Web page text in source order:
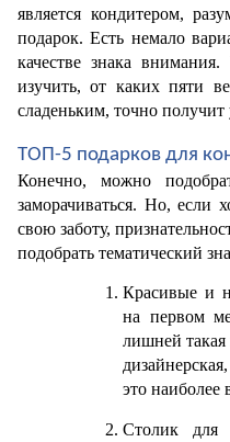
является кондитером,
подарок. Есть немало
качестве знака
изучить, от каких пяти
сладеньким, точно получит
ТОП-5 подарков для
Конечно, можно
заморачиваться. Но, если
свою заботу,
подобрать тематический
Красивые и
на первом
лишней
это
Столик для